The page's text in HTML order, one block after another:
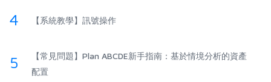
4 【系統教學】訊號操作
5
【常見問題】Plan ABCDE新手指南：基於情境分析的資產
配置